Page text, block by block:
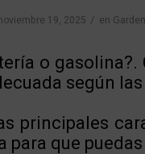
19, 2025 / en Garden
o
según
principales
que